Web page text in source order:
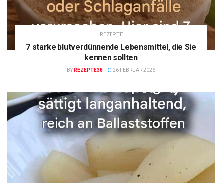
REZEPTE
7 starke blutverdünnende Lebensmittel, die Sie
kennen sollten
BY REZEPTE38 26 FEBRUAR 2026